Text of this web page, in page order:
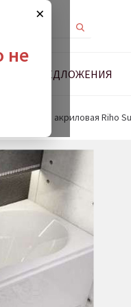
×
не
ПРЕДЛОЖЕНИЯ
Ванна акриловая Riho